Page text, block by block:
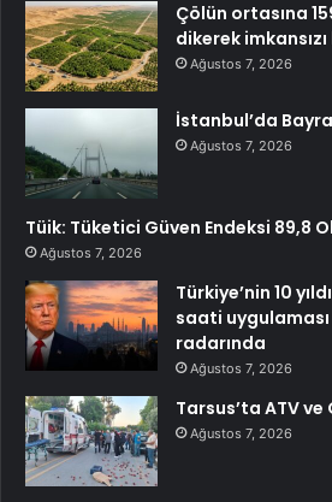
Çölün ortasına
dikerek
Ağustos 7, 2026
İstanbul’da
Ağustos 7, 2026
Tüik: Tüketici Güven Endeksi 89,8
Ağustos 7, 2026
Türkiye’nin 10
saati uygulaması
radarında
Ağustos 7, 2026
Tarsus’ta ATV
Ağustos 7, 2026